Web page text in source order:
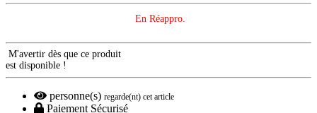
En Réappro.
M'avertir dès que ce produit
est disponible !
personne(s) regarde(nt) cet article
Paiement Sécurisé